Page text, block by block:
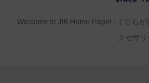
Welcome to JIB Home Page! ‐ くじら
クセサリ